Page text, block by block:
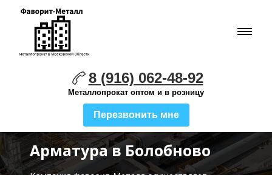
8 (916) 062-48-92
Металлопрокат оптом и в розницу
Перезвонить мне
Арматура в Болобново